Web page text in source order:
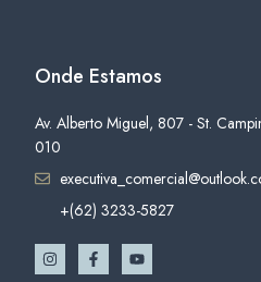
Onde Estamos
Av. Alberto Miguel, 807 - St.
010
+(62) 3233-5827